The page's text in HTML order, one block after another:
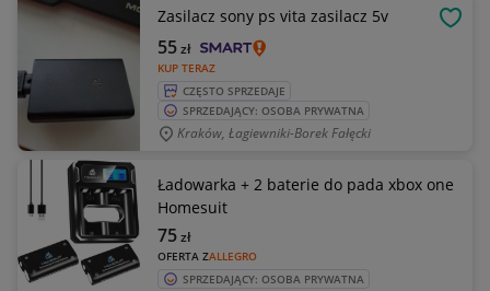
Zasilacz sony ps vita zasilacz 5v
KUP TERAZ
55zł
CZĘSTO SPRZEDAJE
SPRZEDAJĄCY: OSOBA PRYWATNA
Kraków, Łagiewniki-Borek Fałęcki
Ładowarka + 2 baterie do pada xbox one
Homesuit
OFERTA ZALLEGRO
75zł
SPRZEDAJĄCY: OSOBA PRYWATNA